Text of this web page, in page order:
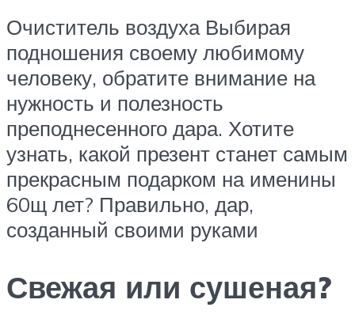
Очиститель воздуха Выбирая
подношения своему любимому
человеку, обратите внимание на
нужность и полезность
преподнесенного дара. Хотите
узнать, какой презент станет самым
прекрасным подарком на именины
60щ лет? Правильно, дар,
созданный своими руками
Свежая или сушеная?